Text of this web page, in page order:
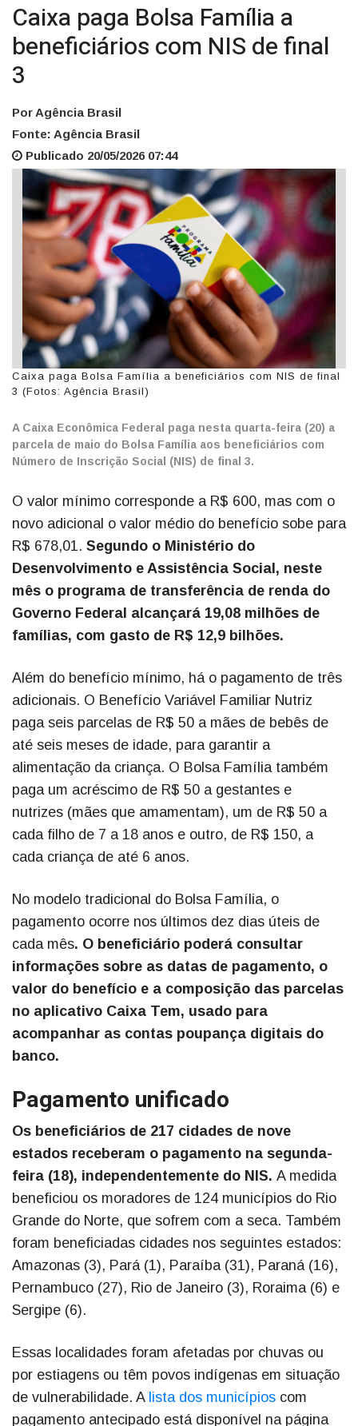
Caixa paga Bolsa Família a
beneficiários com NIS de final
3
Por Agência Brasil
Fonte: Agência Brasil
Publicado 20/05/2026 07:44
Caixa paga Bolsa Família a beneficiários com NIS de final
3 (Fotos: Agência Brasil)
A Caixa Econômica Federal paga nesta quarta-feira (20) a
parcela de maio do Bolsa Família aos beneficiários com
Número de Inscrição Social (NIS) de final 3.
O valor mínimo corresponde a R$ 600, mas com o
novo adicional o valor médio do benefício sobe para
R$ 678,01. Segundo o Ministério do
Desenvolvimento e Assistência Social, neste
mês o programa de transferência de renda do
Governo Federal alcançará 19,08 milhões de
famílias, com gasto de R$ 12,9 bilhões.
Além do benefício mínimo, há o pagamento de três
adicionais. O Benefício Variável Familiar Nutriz
paga seis parcelas de R$ 50 a mães de bebês de
até seis meses de idade, para garantir a
alimentação da criança. O Bolsa Família também
paga um acréscimo de R$ 50 a gestantes e
nutrizes (mães que amamentam), um de R$ 50 a
cada filho de 7 a 18 anos e outro, de R$ 150, a
cada criança de até 6 anos.
No modelo tradicional do Bolsa Família, o
pagamento ocorre nos últimos dez dias úteis de
cada mês. O beneficiário poderá consultar
informações sobre as datas de pagamento, o
valor do benefício e a composição das parcelas
no aplicativo Caixa Tem, usado para
acompanhar as contas poupança digitais do
banco.
Pagamento unificado
Os beneficiários de 217 cidades de nove
estados receberam o pagamento na segunda-
feira (18), independentemente do NIS. A medida
beneficiou os moradores de 124 municípios do Rio
Grande do Norte, que sofrem com a seca. Também
foram beneficiadas cidades nos seguintes estados:
Amazonas (3), Pará (1), Paraíba (31), Paraná (16),
Pernambuco (27), Rio de Janeiro (3), Roraima (6) e
Sergipe (6).
Essas localidades foram afetadas por chuvas ou
por estiagens ou têm povos indígenas em situação
de vulnerabilidade. A lista dos municípios com
pagamento antecipado está disponível na página